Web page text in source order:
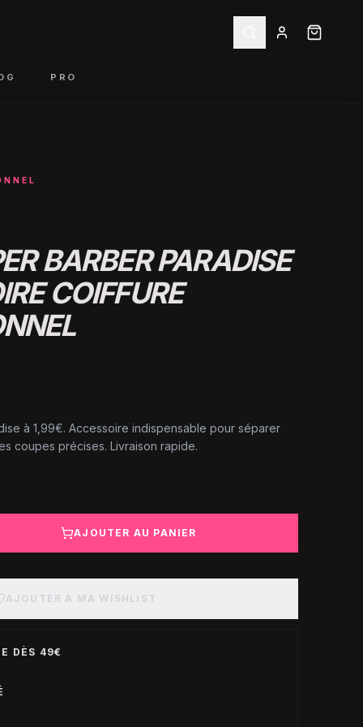
PRO
BARBER PARADISE
COIFFURE
à 1,99€. Accessoire indispensable pour séparer
coupes précises. Livraison rapide.
AJOUTER AU PANIER
AJOUTER À MA WISHLIST
DÈS 49€